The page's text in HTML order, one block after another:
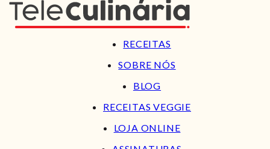
RECEITAS
SOBRE NÓS
BLOG
RECEITAS VEGGIE
LOJA ONLINE